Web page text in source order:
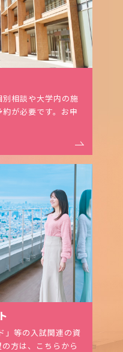
相談や大学内の施
が必要です。お申
」等の入試関連の資
⽅は、こちらから